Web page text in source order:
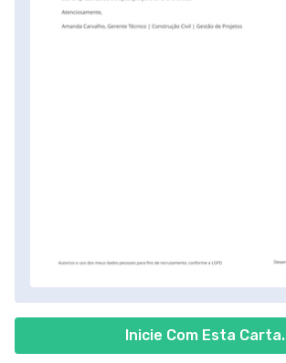
Inicie Com Esta Carta.